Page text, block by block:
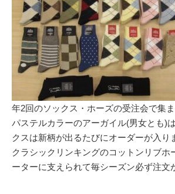
年2回のソックス・ホーズの受注会で集ま
パステルカラーのアーガイル(男女とも)
クスは新柄が出るたびにオーダーが入り
クラシックリンキングのコットンリブホ
ーターに支えられて毎シーズン必ず注文